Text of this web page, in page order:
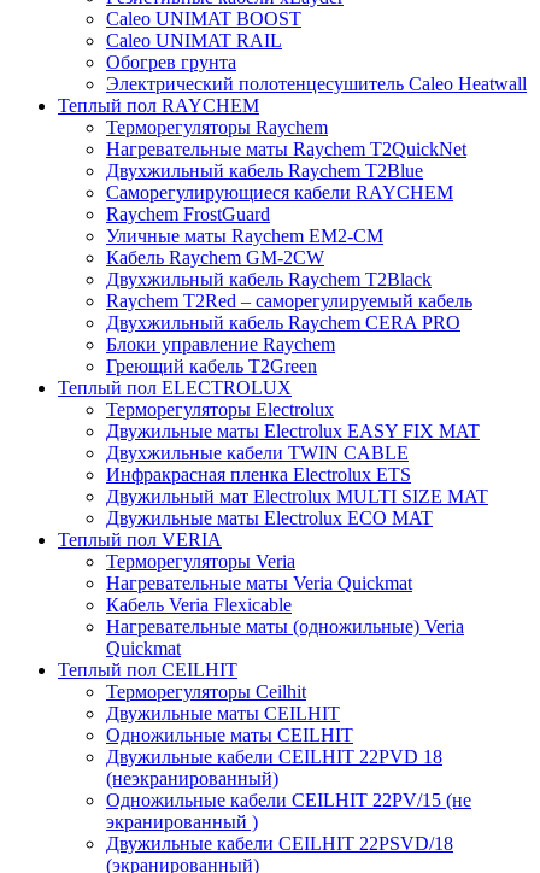
Caleo UNIMAT BOOST
Caleo UNIMAT RAIL
Обогрев грунта
Электрический полотенцесушитель Caleo Heatwall
Теплый пол RAYCHEM
Терморегуляторы Raychem
Нагревательные маты Raychem T2QuickNet
Двухжильный кабель Raychem T2Blue
Саморегулирующиеся кабели RAYCHEM
Raychem FrostGuard
Уличные маты Raychem EM2-CM
Кабель Raychem GM-2CW
Двухжильный кабель Raychem T2Black
Raychem T2Red – саморегулируемый кабель
Двухжильный кабель Raychem CERA PRO
Блоки управление Raychem
Греющий кабель T2Green
Теплый пол ELECTROLUX
Терморегуляторы Electrolux
Двужильные маты Electrolux EASY FIX MAT
Двухжильные кабели TWIN CABLE
Инфракрасная пленка Electrolux ETS
Двужильный мат Electrolux MULTI SIZE MAT
Двужильные маты Electrolux ECO MAT
Теплый пол VERIA
Терморегуляторы Veria
Нагревательные маты Veria Quickmat
Кабель Veria Flexicable
Нагревательные маты (одножильные) Veria
Quickmat
Теплый пол CEILHIT
Терморегуляторы Ceilhit
Двужильные маты CEILHIT
Одножильные маты CEILHIT
Двужильные кабели CEILHIT 22PVD 18
(неэкранированный)
Одножильные кабели CEILHIT 22PV/15 (не
экранированный )
Двужильные кабели CEILHIT 22PSVD/18
(экранированный)